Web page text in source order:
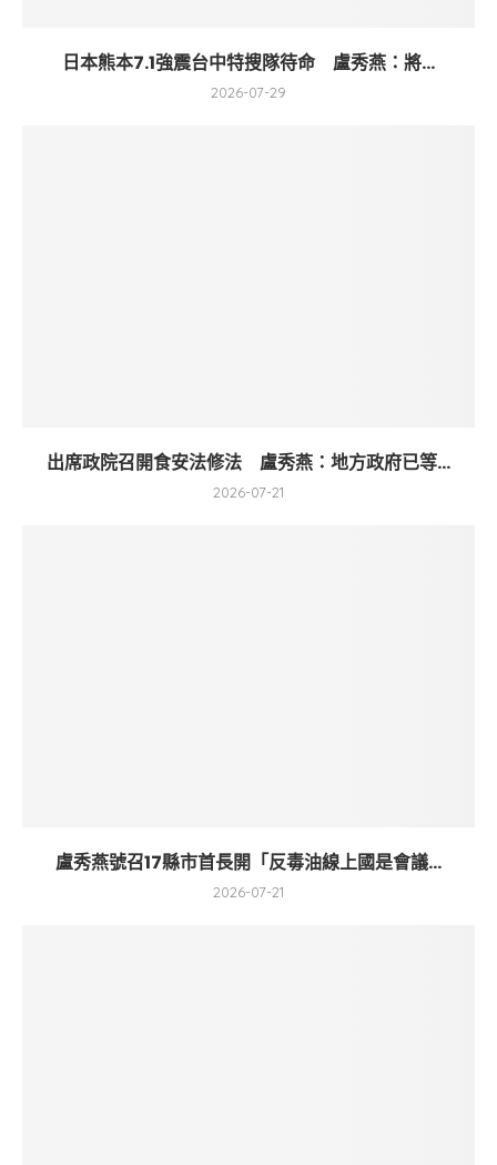
日本熊本7.1強震台中特搜隊待命 盧秀燕：將...
2026-07-29
出席政院召開食安法修法 盧秀燕：地方政府已等...
2026-07-21
盧秀燕號召17縣市首長開「反毒油線上國是會議...
2026-07-21